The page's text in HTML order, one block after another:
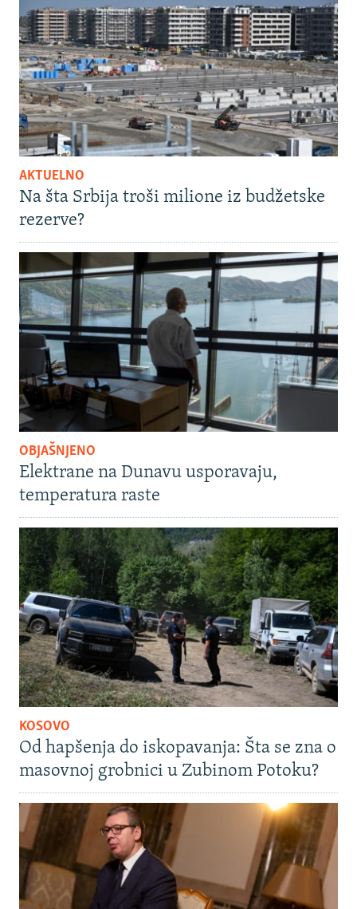
AKTUELNO
Na šta Srbija troši milione iz budžetske
rezerve?
OBJAŠNJENO
Elektrane na Dunavu usporavaju,
temperatura raste
KOSOVO
Od hapšenja do iskopavanja: Šta se zna o
masovnoj grobnici u Zubinom Potoku?